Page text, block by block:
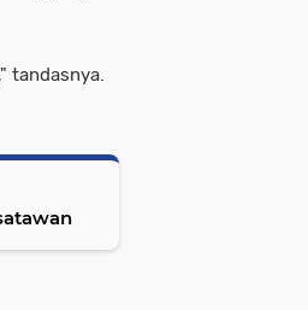
tandasnya.